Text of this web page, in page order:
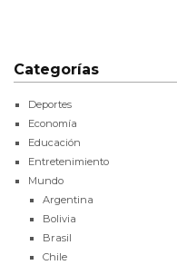
Categorías
Deportes
Economía
Educación
Entretenimiento
Mundo
Argentina
Bolivia
Brasil
Chile